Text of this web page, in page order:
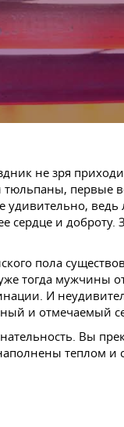
не зря
первые
удивительно,
сердце и
пола
тогда мужчины
И
и отмечаемый
Вы
теплом и